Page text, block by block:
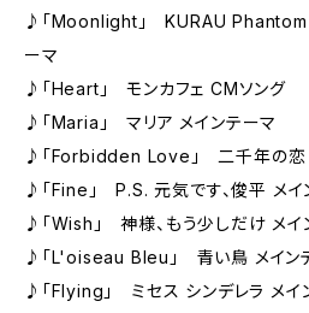
♪「Moonlight」 KURAU
ーマ
♪「Heart」 モンカフェ CMソング
♪「Maria」 マリア メインテーマ
♪「Forbidden Love」 二千年の恋
♪「Fine」 P.S. 元気です、俊平 メイ
♪「Wish」 神様、もう少しだけ メイ
♪「L'oiseau Bleu」 青い鳥 メイン
♪「Flying」 ミセス シンデレラ メイ